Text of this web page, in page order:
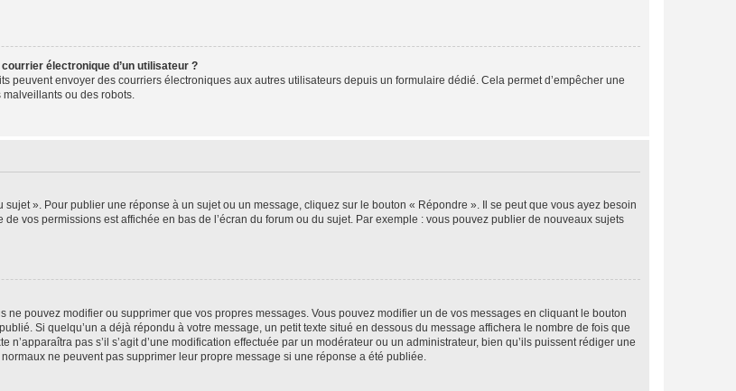
électronique d’un utilisateur ?
peuvent envoyer des courriers électroniques aux autres utilisateurs depuis un formulaire dédié. Cela permet d’empêcher une
ou des robots.
». Pour publier une réponse à un sujet ou un message, cliquez sur le bouton « Répondre ». Il se peut que vous ayez besoin
vos permissions est affichée en bas de l’écran du forum ou du sujet. Par exemple : vous pouvez publier de nouveaux sujets
pouvez modifier ou supprimer que vos propres messages. Vous pouvez modifier un de vos messages en cliquant le bouton
Si quelqu’un a déjà répondu à votre message, un petit texte situé en dessous du message affichera le nombre de fois que
pas s’il s’agit d’une modification effectuée par un modérateur ou un administrateur, bien qu’ils puissent rédiger une
ne peuvent pas supprimer leur propre message si une réponse a été publiée.